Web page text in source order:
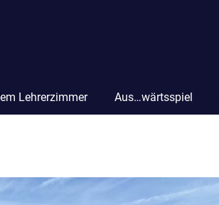
Lehrerzimmer Aus…wärtsspiel